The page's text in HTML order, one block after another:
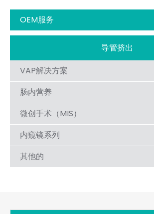
OEM服务
导管挤出
VAP解决方案
肠内营养
微创手术（MIS）
内窥镜系列
其他的